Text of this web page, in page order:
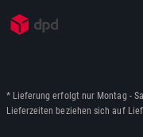
* Lieferung erfolgt nur Montag -
Lieferzeiten beziehen sich auf